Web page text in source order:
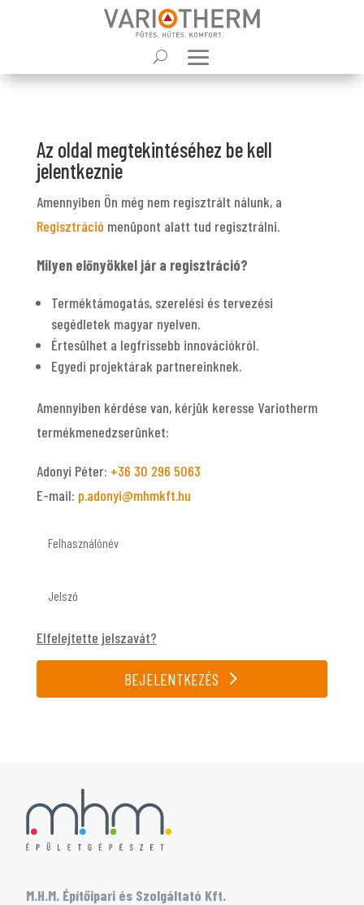
Az oldal megtekintéséhez be kell
jelentkeznie
Amennyiben Ön még nem regisztrált nálunk, a
Regisztráció menüpont alatt tud regisztrálni.
Milyen előnyökkel jár a regisztráció?
Terméktámogatás, szerelési és tervezési
segédletek magyar nyelven.
Értesülhet a legfrissebb innovációkról.
Egyedi projektárak partnereinknek.
Amennyiben kérdése van, kérjük keresse Variotherm
termékmenedzserünket:
Adonyi Péter: ‭+36 30 296 5063‬
E-mail: p.adonyi@mhmkft.hu
Elfelejtette jelszavát?
BEJELENTKEZÉS
M.H.M. Építőipari és Szolgáltató Kft.